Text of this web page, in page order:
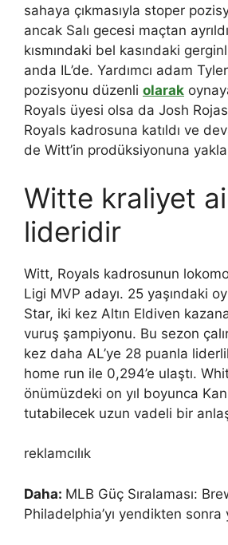
sahaya çıkmasıyla stoper
ancak Salı gecesi maçtan
kısmındaki bel kasındaki
anda IL’de. Yardımcı adam
pozisyonu düzenli olarak
Royals üyesi olsa da Josh
Royals kadrosuna katıldı ve
de Witt’in prodüksiyonuna
Witte kraliyet
lideridir
Witt, Royals kadrosunun
Ligi MVP adayı. 25 yaşındaki
Star, iki kez Altın Eldiven
vuruş şampiyonu. Bu sezon
kez daha AL’ye 28 puanla
home run ile 0,294’e ulaştı.
önümüzdeki on yıl boyunca
tutabilecek uzun vadeli bir
reklamcılık
Daha: MLB Güç Sıralaması:
Philadelphia’yı yendikten